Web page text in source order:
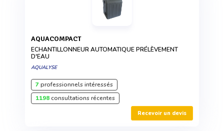
AQUACOMPACT
ECHANTILLONNEUR AUTOMATIQUE PRÉLÈVEMENT
D'EAU
AQUALYSE
7professionnels intéressés
1198consultations récentes
Recevoir un devis